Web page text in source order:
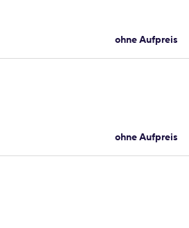
ohne Aufpreis
ohne Aufpreis